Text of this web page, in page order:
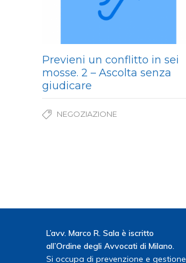
Previeni un conflitto in sei
mosse. 2 – Ascolta senza
giudicare
NEGOZIAZIONE
L’avv. Marco R. Sala è iscritto
all’Ordine degli Avvocati di Milano.
Si occupa di prevenzione e gestione